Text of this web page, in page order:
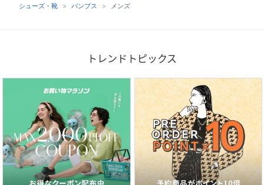
シューズ・靴
パンプス メンズ
トレンドトピックス